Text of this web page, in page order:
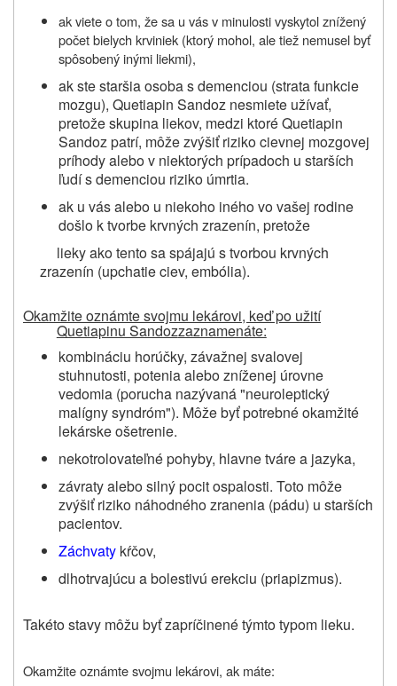
ak viete o tom, že sa u vás v minulosti vyskytol znížený
počet bielych krviniek (ktorý mohol, ale tiež nemusel byť
spôsobený inými liekmi),
ak ste staršia osoba s demenciou (strata funkcie
mozgu), Quetiapin Sandoz nesmiete užívať,
pretože skupina liekov, medzi ktoréQuetiapin
Sandozpatrí, môže zvýšiť riziko cievnej mozgovej
príhody alebo v niektorých prípadoch u starších
ľudí s demenciou riziko úmrtia.
ak u vás alebo u niekoho iného vo vašej rodine
došlo k tvorbe krvných zrazenín, pretože
lieky ako tento sa spájajú s tvorbou krvných
zrazenín (upchatie ciev, embólia).
Okamžite oznámte svojmu lekárovi, keď po užití
Quetiapinu Sandozzaznamenáte:
kombináciu horúčky, závažnej svalovej
stuhnutosti, potenia alebo zníženej úrovne
vedomia (porucha nazývaná "neuroleptický
malígny syndróm"). Môže byť potrebné okamžité
lekárske ošetrenie.
nekotrolovateľné pohyby, hlavne tváre a jazyka,
závraty alebo silný pocit ospalosti. Toto môže
zvýšiť riziko náhodného zranenia (pádu) u starších
pacientov.
Záchvaty kŕčov,
dlhotrvajúcu a bolestivú erekciu (priapizmus).
Takéto stavy môžu byť zapríčinené týmto typom lieku.
Okamžite oznámte svojmu lekárovi, ak máte: